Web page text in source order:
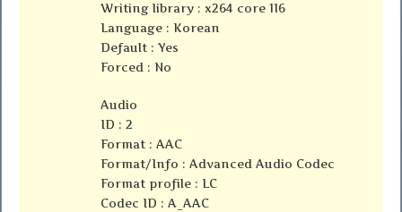
Writing library : x264 core 116
Language : Korean
Default : Yes
Forced : No
Audio
ID : 2
Format : AAC
Format/Info : Advanced Audio Codec
Format profile : LC
Codec ID : A_AAC